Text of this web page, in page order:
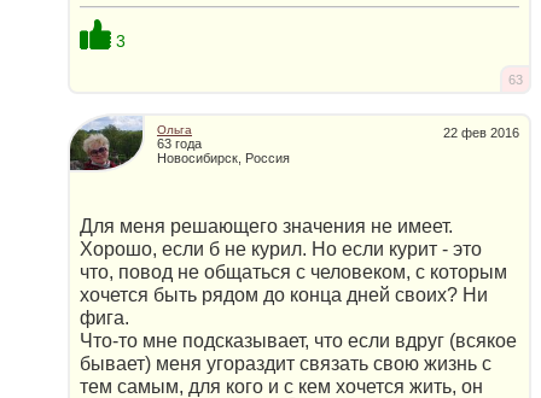
3
63
22 фев 2016
Ольга
63 года
Новосибирск, Россия
Для меня решающего значения не имеет.
Хорошо, если б не курил. Но если курит - это
что, повод не общаться с человеком, с которым
хочется быть рядом до конца дней своих? Ни
фига.
Что-то мне подсказывает, что если вдруг (всякое
бывает) меня угораздит связать свою жизнь с
тем самым, для кого и с кем хочется жить, он